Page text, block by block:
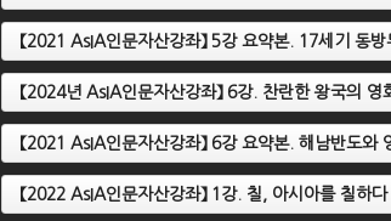
【2021 AsIA인문자산강좌】 5강 요약본. 17세기 동
【2024년 AsIA인문자산강좌】 6강. 찬란한 왕국의
【2021 AsIA인문자산강좌】 6강 요약본. 해남반도
【2022 AsIA인문자산강좌】 1강. 칠, 아시아를 칠하다